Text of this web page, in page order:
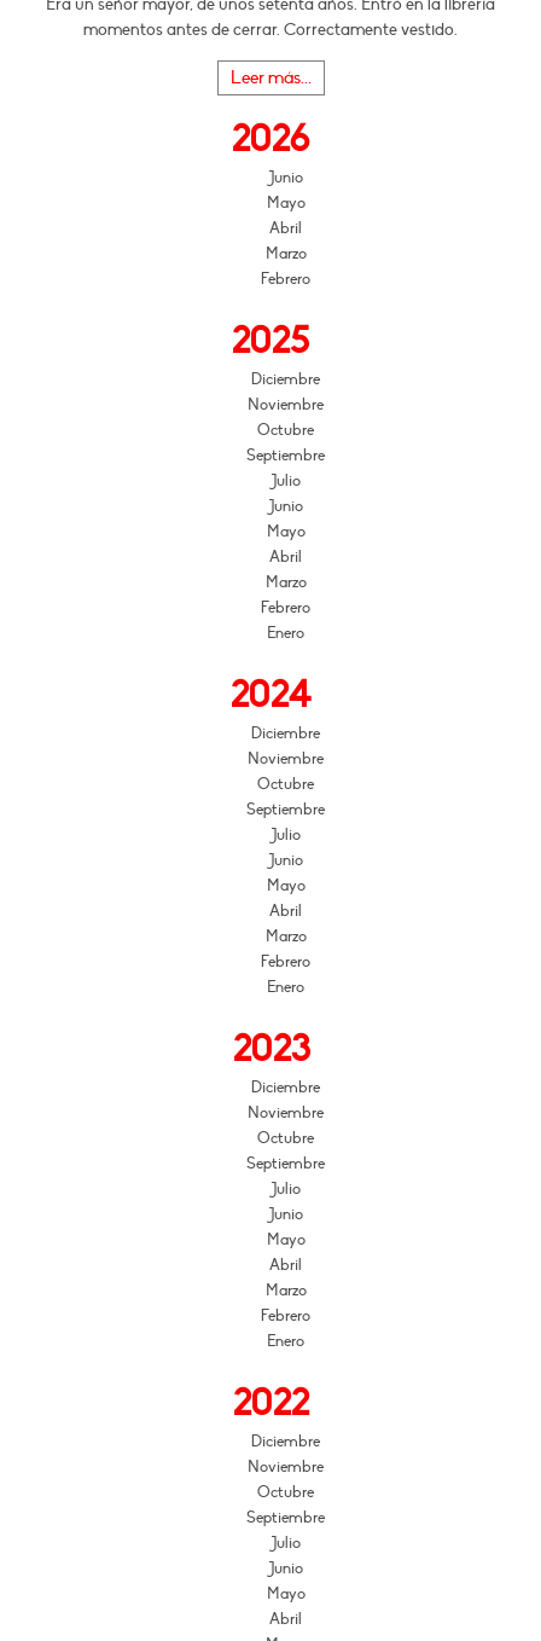
Era un señor mayor, de unos setenta años. Entró en la librería
momentos antes de cerrar. Correctamente vestido.
Leer más...
2026
Junio
Mayo
Abril
Marzo
Febrero
2025
Diciembre
Noviembre
Octubre
Septiembre
Julio
Junio
Mayo
Abril
Marzo
Febrero
Enero
2024
Diciembre
Noviembre
Octubre
Septiembre
Julio
Junio
Mayo
Abril
Marzo
Febrero
Enero
2023
Diciembre
Noviembre
Octubre
Septiembre
Julio
Junio
Mayo
Abril
Marzo
Febrero
Enero
2022
Diciembre
Noviembre
Octubre
Septiembre
Julio
Junio
Mayo
Abril